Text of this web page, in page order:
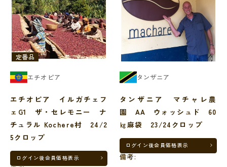
定番品
エチオピア
エチオピア イルガチェフ
ェG1 ザ・セレモニー ナ
チュラル Kochere村 24/2
5クロップ
ログイン後会員価格表示
タンザニア
タンザニア マチャレ農
園 AA ウォッシュド 60
㎏麻袋 23/24クロップ
ログイン後会員価格表示
備考: